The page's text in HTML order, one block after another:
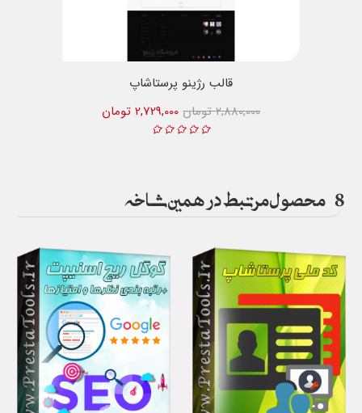
قالب رژینو پرستاشاپ
2,729,000 تومان
2,880,000 تومان
8 محصول مرتبط در همین شاخه